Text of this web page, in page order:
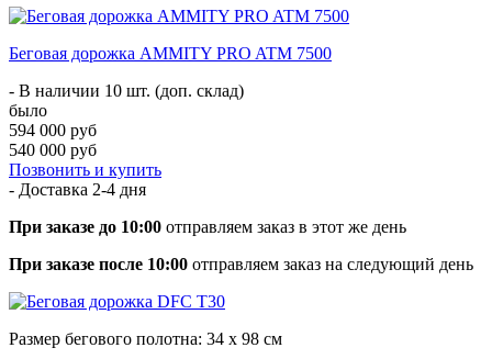
Беговая дорожка AMMITY PRO ATM 7500
- В наличии 10 шт. (доп. склад)
было
594 000 руб
540 000 руб
Позвонить и купить
- Доставка 2-4 дня
При заказе до 10:00 отправляем заказ в этот же день
При заказе после 10:00 отправляем заказ на следующий день
Размер бегового полотна: 34 х 98 см